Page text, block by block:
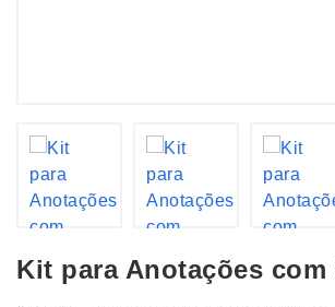
Kit para Anotações com